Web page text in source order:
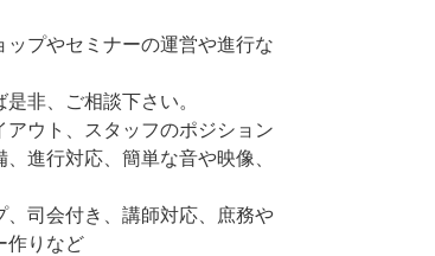
プやセミナーの運営や進行な
非、ご相談下さい。
ウト、スタッフのポジション
進行対応、簡単な音や映像、
司会付き、講師対応、庶務や
作りなど